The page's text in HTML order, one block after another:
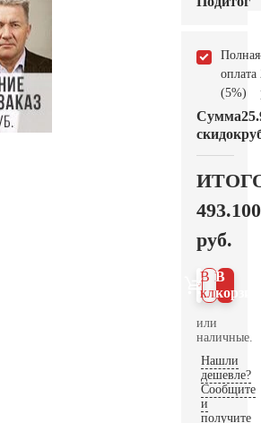
Полная
оплата
(5%)
Сумма
скидок
493.100
руб.
В
В 1
клик
или
наличные.
Нашли
дешевле?
Сообщите
и
получите